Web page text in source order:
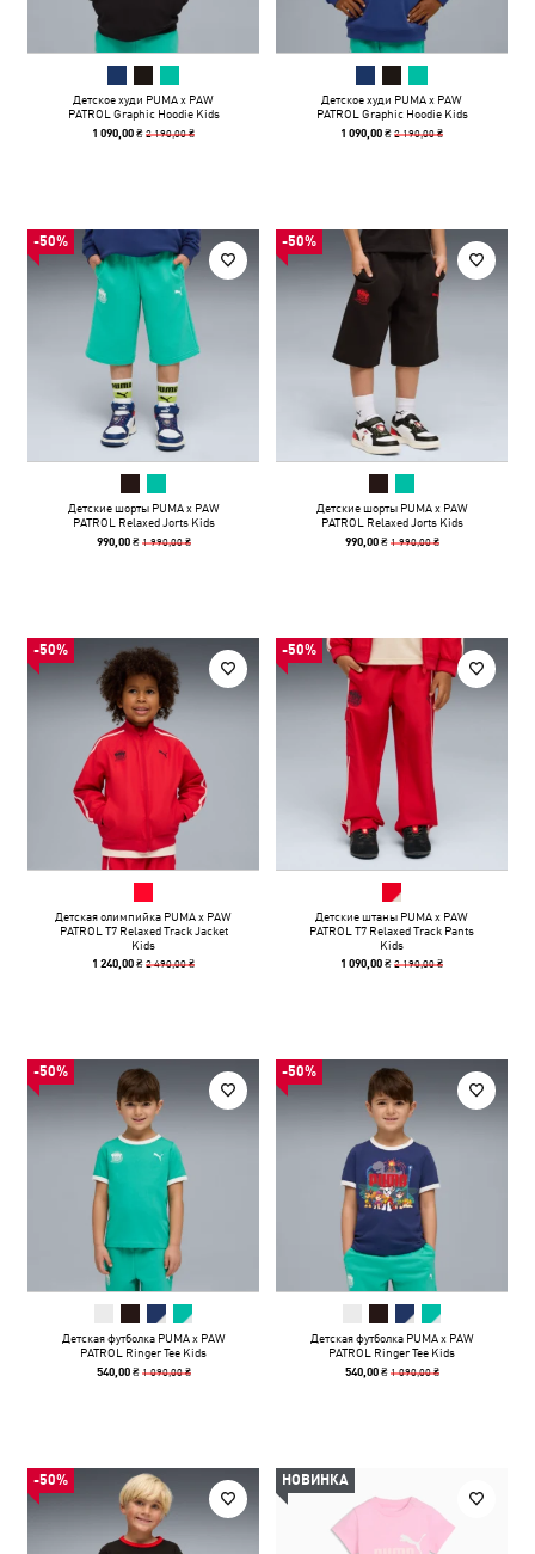
Детское худи PUMA x PAW
PATROL Graphic Hoodie Kids
1 090,00 ₴2 190,00 ₴
Детское худи PUMA x PAW
PATROL Graphic Hoodie Kids
1 090,00 ₴2 190,00 ₴
-50%
Детские шорты PUMA x PAW
PATROL Relaxed Jorts Kids
990,00 ₴ 1 990,00 ₴
-50%
Детские шорты PUMA x PAW
PATROL Relaxed Jorts Kids
990,00 ₴ 1 990,00 ₴
-50%
Детская олимпийка PUMA x PAW
PATROL T7 Relaxed Track Jacket
Kids
1 240,00 ₴2 490,00 ₴
-50%
Детские штаны PUMA x PAW
PATROL T7 Relaxed Track Pants
Kids
1 090,00 ₴2 190,00 ₴
-50%
Детская футболка PUMA x PAW
PATROL Ringer Tee Kids
540,00 ₴ 1 090,00 ₴
-50%
Детская футболка PUMA x PAW
PATROL Ringer Tee Kids
540,00 ₴ 1 090,00 ₴
-50% НОВИНКА